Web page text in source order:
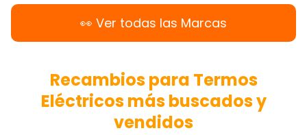
👀​ Ver todas las Marcas
Recambios para Termos
Eléctricos más buscados y
vendidos